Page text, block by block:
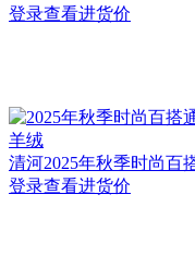
登录查看进货价
清河2025年秋季时尚百
登录查看进货价